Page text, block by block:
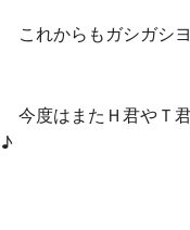
これからもガシガシ
今度はまたＨ君やＴ
♪